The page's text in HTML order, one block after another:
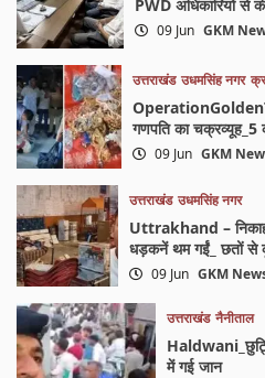
PWD अधिकारियों से
09 Jun GKM
उत्तराखंड उधमसिंह नगर
गणपति का
09 Jun GKM
उत्तराखंड उधमसिंह नगर
Uttrakhand – निकाह
धड़कनें थम गईं_ छतों से
09 Jun GKM
उत्तराखंड नैनीताल
में गई जान